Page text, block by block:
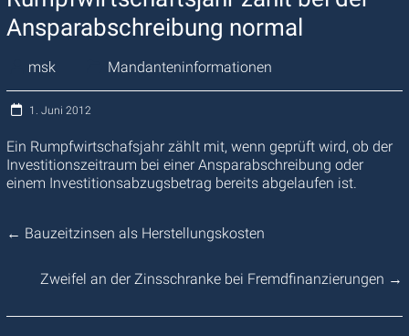
Ansparabschreibung normal
msk Mandanteninformationen
1. Juni 2012
Ein Rumpfwirtschafsjahr zählt mit, wenn geprüft wird, ob der
Investitionszeitraum bei einer Ansparabschreibung oder
einem Investitionsabzugsbetrag bereits abgelaufen ist.
← Bauzeitzinsen als Herstellungskosten
Zweifel an der Zinsschranke bei Fremdfinanzierungen →